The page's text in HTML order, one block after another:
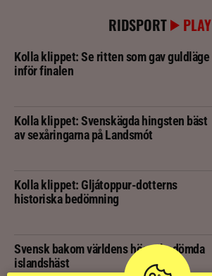
RIDSPORT PLAY
Kolla klippet: Se ritten som gav guldläge
inför finalen
Kolla klippet: Svenskägda hingsten bäst
av sexåringarna på Landsmót
Kolla klippet: Gljátoppur-dotterns
historiska bedömning
Svensk bakom världens högst bedömda
islandshäst